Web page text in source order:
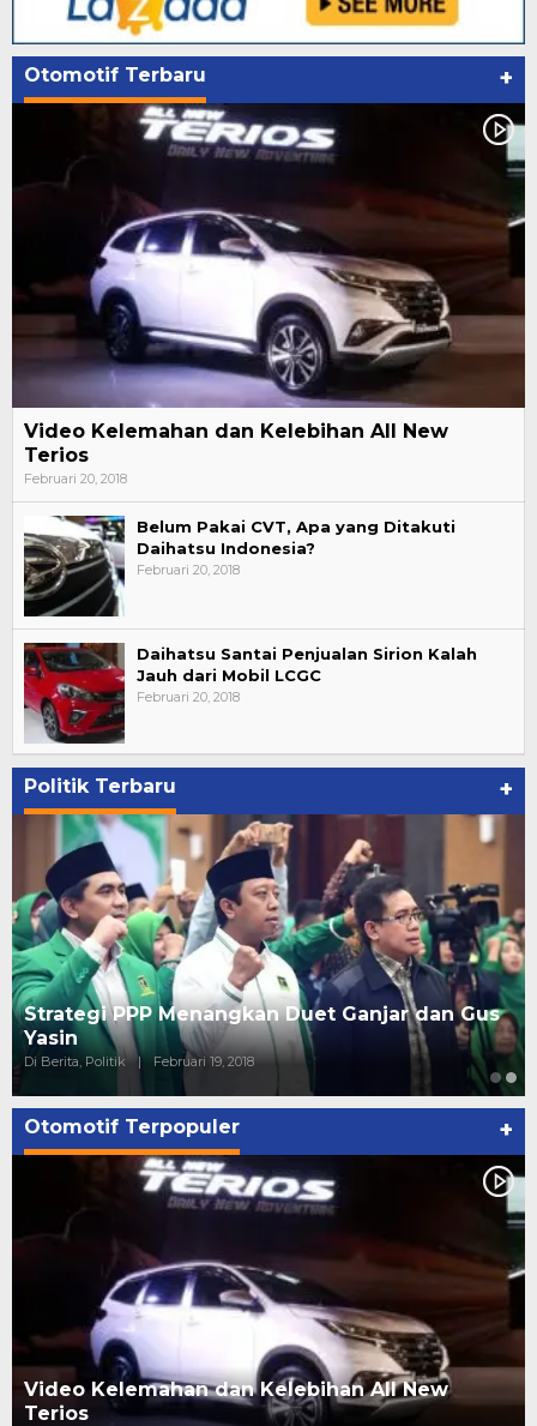
Otomotif Terbaru +
Video Kelemahan dan Kelebihan All New
Terios
Februari 20, 2018
Belum Pakai CVT, Apa yang Ditakuti
Daihatsu Indonesia?
Februari 20, 2018
Daihatsu Santai Penjualan Sirion Kalah
Jauh dari Mobil LCGC
Februari 20, 2018
Politik Terbaru +
Strategi PPP Menangkan Duet Ganjar dan Gus
Yasin
Di Berita, Politik | Februari 19, 2018
Otomotif Terpopuler +
Video Kelemahan dan Kelebihan All New
Terios